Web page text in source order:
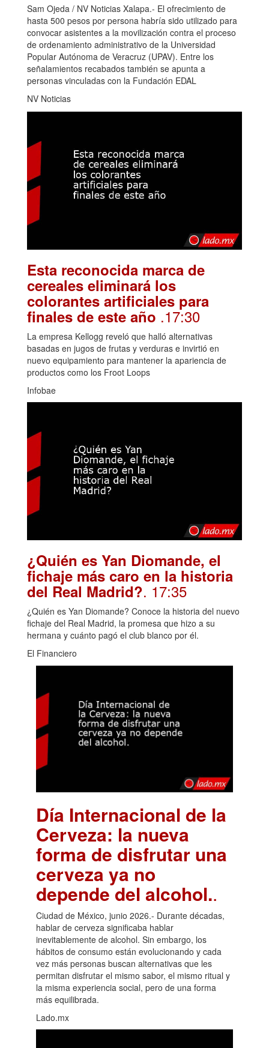
Sam Ojeda / NV Noticias Xalapa.- El ofrecimiento de
hasta 500 pesos por persona habría sido utilizado para
convocar asistentes a la movilización contra el proceso
de ordenamiento administrativo de la Universidad
Popular Autónoma de Veracruz (UPAV). Entre los
señalamientos recabados también se apunta a
personas vinculadas con la Fundación EDAL
NV Noticias
Esta reconocida marca de
cereales eliminará los
colorantes artificiales para
finales de este año .17:30
La empresa Kellogg reveló que halló alternativas
basadas en jugos de frutas y verduras e invirtió en
nuevo equipamiento para mantener la apariencia de
productos como los Froot Loops
Infobae
¿Quién es Yan Diomande, el
fichaje más caro en la historia
del Real Madrid?. 17:35
¿Quién es Yan Diomande? Conoce la historia del nuevo
fichaje del Real Madrid, la promesa que hizo a su
hermana y cuánto pagó el club blanco por él.
El Financiero
Día Internacional de la
Cerveza: la nueva
forma de disfrutar una
cerveza ya no
depende del alcohol..
Ciudad de México, junio 2026.- Durante décadas,
hablar de cerveza significaba hablar
inevitablemente de alcohol. Sin embargo, los
hábitos de consumo están evolucionando y cada
vez más personas buscan alternativas que les
permitan disfrutar el mismo sabor, el mismo ritual y
la misma experiencia social, pero de una forma
más equilibrada.
Lado.mx